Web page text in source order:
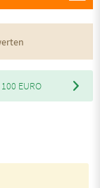
EURO